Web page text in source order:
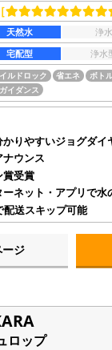
［
天然水 浄水
宅配型 浄水
ルドロック 省エネ ボト
イダンス
りやすいジョグダイ
ウンス
賞受賞
ネット・アプリで水
配送スキップ可能
ジ
ロップ